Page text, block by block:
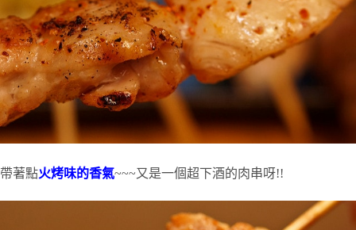
帶著點火烤味的香氣~~~又是一個超下酒的肉串呀!!